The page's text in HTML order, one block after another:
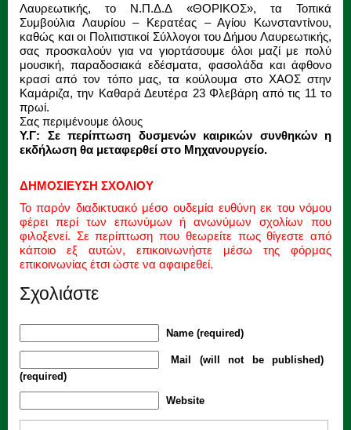
Λαυρεωτικής, το Ν.Π.Δ.Δ «ΘΟΡΙΚΟΣ», τα Τοπικά
Συμβούλια Λαυρίου – Κερατέας – Αγίου Κωνσταντίνου,
καθώς και οι Πολιτιστικοί Σύλλογοι του Δήμου Λαυρεωτικής,
σας προσκαλούν για να γιορτάσουμε όλοι μαζί με πολύ
μουσική, παραδοσιακά εδέσματα, φασολάδα και άφθονο
κρασί από τον τόπο μας, τα κούλουμα στο ΧΑΟΣ στην
Καμάριζα, την Καθαρά Δευτέρα 23 Φλεβάρη από τις 11 το
πρωί.
Σας περιμένουμε όλους
Υ.Γ: Σε περίπτωση δυσμενών καιρικών συνθηκών η
εκδήλωση θα μεταφερθεί στο Μηχανουργείο.
ΔΗΜΟΣΙΕΥΣΗ ΣΧΟΛΙΟΥ
Το παρόν διαδικτυακό μέσο ουδεμία ευθύνη εκ του νόμου
φέρει περί των επωνύμων ή ανωνύμων σχολίων που
φιλοξενεί. Σε περίπτωση που θεωρείτε πως θίγεστε από
κάποιο εξ αυτών, επικοινωνήστε μέσω της φόρμας
επικοινωνίας έτσι ώστε να αφαιρεθεί.
Σχολιάστε
Name (required)
Mail (will not be published)
(required)
Website